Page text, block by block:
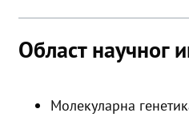
Област научног
Молекуларна